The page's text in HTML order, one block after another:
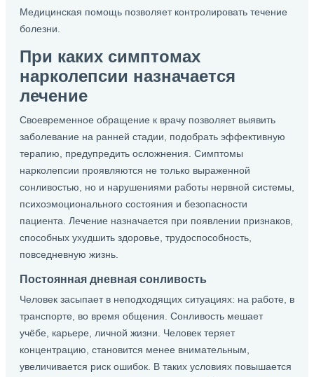
Медицинская помощь позволяет контролировать течение
болезни.
При каких симптомах
нарколепсии назначается
лечение
Своевременное обращение к врачу позволяет выявить
заболевание на ранней стадии, подобрать эффективную
терапию, предупредить осложнения. Симптомы
нарколепсии проявляются не только выраженной
сонливостью, но и нарушениями работы нервной системы,
психоэмоционального состояния и безопасности
пациента. Лечение назначается при появлении признаков,
способных ухудшить здоровье, трудоспособность,
повседневную жизнь.
Постоянная дневная сонливость
Человек засыпает в неподходящих ситуациях: на работе, в
транспорте, во время общения. Сонливость мешает
учёбе, карьере, личной жизни. Человек теряет
концентрацию, становится менее внимательным,
увеличивается риск ошибок. В таких условиях повышается